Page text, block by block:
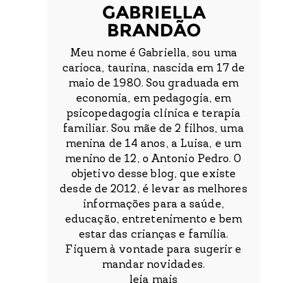
GABRIELLA
BRANDÃO
Meu nome é Gabriella, sou uma
carioca, taurina, nascida em 17 de
maio de 1980. Sou graduada em
economia, em pedagogia, em
psicopedagogia clínica e terapia
familiar. Sou mãe de 2 filhos, uma
menina de 14 anos, a Luisa, e um
menino de 12, o Antonio Pedro. O
objetivo desse blog, que existe
desde de 2012, é levar as melhores
informações para a saúde,
educação, entretenimento e bem
estar das crianças e família.
Fiquem à vontade para sugerir e
mandar novidades.
leia mais